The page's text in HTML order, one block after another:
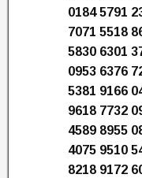
0184 5791
7071 5518
5830 6301
0953 6376
5381 9166
9618 7732
4589 8955
4075 9510
8218 9172